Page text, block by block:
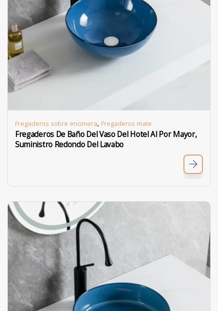
Fregaderos sobre encimera, Fregaderos mate
Fregaderos De Baño Del Vaso Del Hotel Al Por Mayor,
Suministro Redondo Del Lavabo